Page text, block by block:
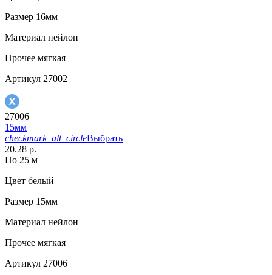
Размер 16мм
Материал нейлон
Прочее мягкая
Артикул 27002
27006
15мм
checkmark_alt_circleВыбрать
20.28 р.
По 25 м
Цвет белый
Размер 15мм
Материал нейлон
Прочее мягкая
Артикул 27006